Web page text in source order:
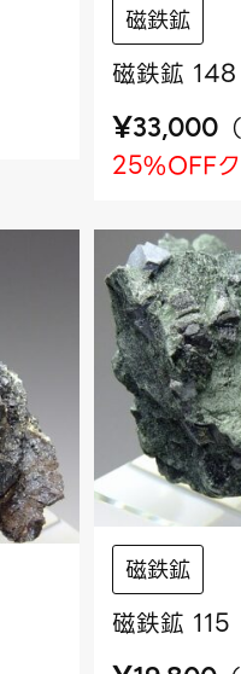
磁鉄鉱
磁鉄鉱
¥33,000 （
25%OFF
磁鉄鉱
磁鉄鉱 115